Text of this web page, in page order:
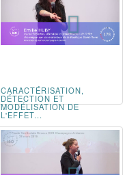
CARACTÉRISATION,
DÉTECTION ET
MODÉLISATION DE
L'EFFET...